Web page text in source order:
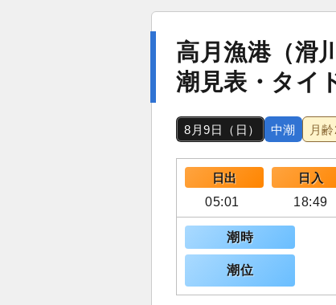
高月漁港（滑
潮見表・タイ
8月9日（日） 中潮 月齢
日出 日入
05:01
18:49
潮時
潮位